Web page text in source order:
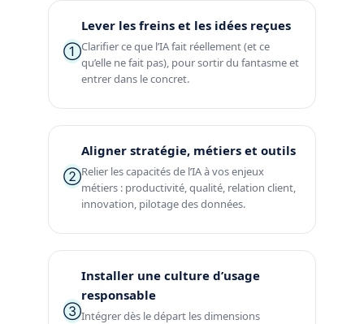
①
Lever les freins et les idées reçues
Clarifier ce que l’IA fait réellement (et ce
qu’elle ne fait pas), pour sortir du fantasme et
entrer dans le concret.
②
Aligner stratégie, métiers et outils
Relier les capacités de l’IA à vos enjeux
métiers : productivité, qualité, relation client,
innovation, pilotage des données.
③
Installer une culture d’usage
responsable
Intégrer dès le départ les dimensions